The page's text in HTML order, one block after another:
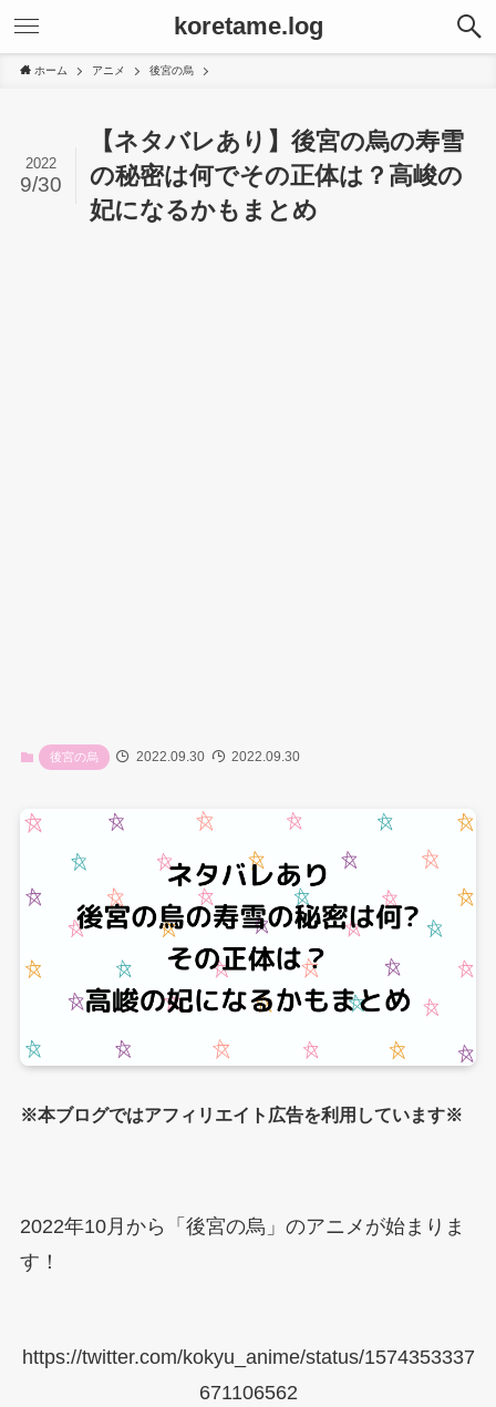
koretame.log
ホーム アニメ 後宮の烏
【ネタバレあり】後宮の烏の寿雪
の秘密は何でその正体は？高峻の
妃になるかもまとめ
2022
9/30
後宮の烏 2022.09.30 2022.09.30
※本ブログではアフィリエイト広告を利用しています※
2022年10月から「後宮の烏」のアニメが始まりま
す！
https://twitter.com/kokyu_anime/status/1574353337
671106562